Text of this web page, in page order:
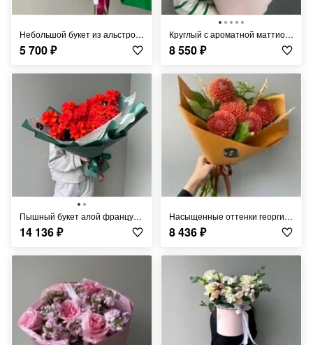
Небольшой букет из альстромерии FT272
5 700₽
Круглый с ароматной маттиолой и диантусами FT1014
8 550₽
Пышный букет алой французской розы в мятной упаковке FT263
14 136₽
Насыщенные оттенки георгин с веточками малины FT877
8 436₽